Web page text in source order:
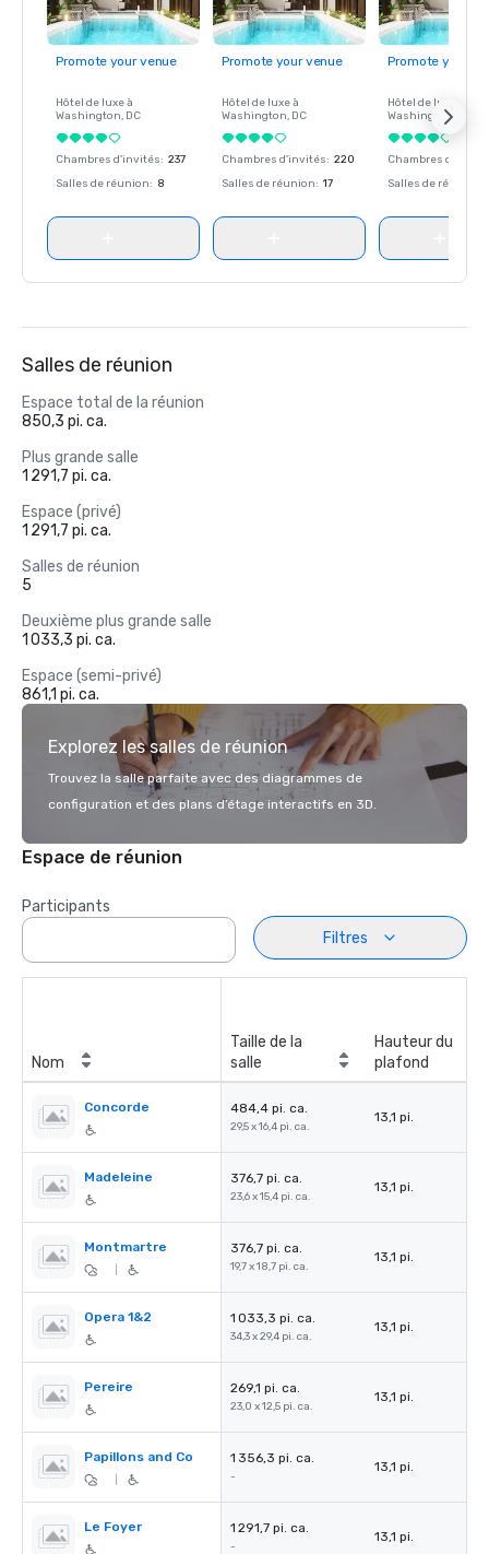
Promote your venue
Hôtel de luxe à
Washington, DC
Chambres d'invités: 237
Salles de réunion: 8
Promote your venue
Hôtel de luxe à
Washington, DC
Chambres d'invités: 220
Salles de réunion: 17
Promote your
Hôtel de luxe à
Washington
Chambres
Salles de réunion
Salles de réunion
Espace total de la réunion
850,3 pi. ca.
Plus grande salle
1 291,7 pi. ca.
Espace (privé)
1 291,7 pi. ca.
Salles de réunion
5
Deuxième plus grande salle
1 033,3 pi. ca.
Espace (semi-privé)
861,1 pi. ca.
Explorez les salles de réunion
Trouvez la salle parfaite avec des diagrammes de
configuration et des plans d’étage interactifs en 3D.
Espace de réunion
Participants
Filtres
Nom
Taille de la
salle
Hauteur du
plafond
Concorde 484,4 pi. ca.
29,5 x 16,4 pi. ca.
13,1 pi.
Madeleine 376,7 pi. ca.
23,6 x 15,4 pi. ca.
13,1 pi.
Montmartre 376,7 pi. ca.
19,7 x 18,7 pi. ca.
13,1 pi.
Opera 1&2 1 033,3 pi. ca.
34,3 x 29,4 pi. ca.
13,1 pi.
Pereire 269,1 pi. ca.
23,0 x 12,5 pi. ca.
13,1 pi.
Papillons and Co 1 356,3 pi. ca.
-
13,1 pi.
Le Foyer 1 291,7 pi. ca.
-
13,1 pi.